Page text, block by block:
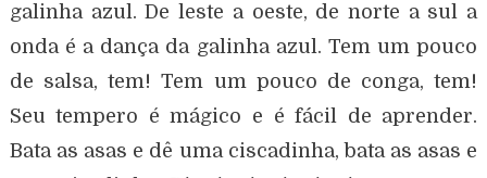
galinha azul. De leste a oeste, de norte a sul a
onda é a dança da galinha azul. Tem um pouco
de salsa, tem! Tem um pouco de conga, tem!
Seu tempero é mágico e é fácil de aprender.
Bata as asas e dê uma ciscadinha, bata as asas e